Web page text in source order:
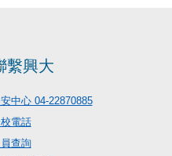
繫興大
中心 04-22870885
電話
員查詢